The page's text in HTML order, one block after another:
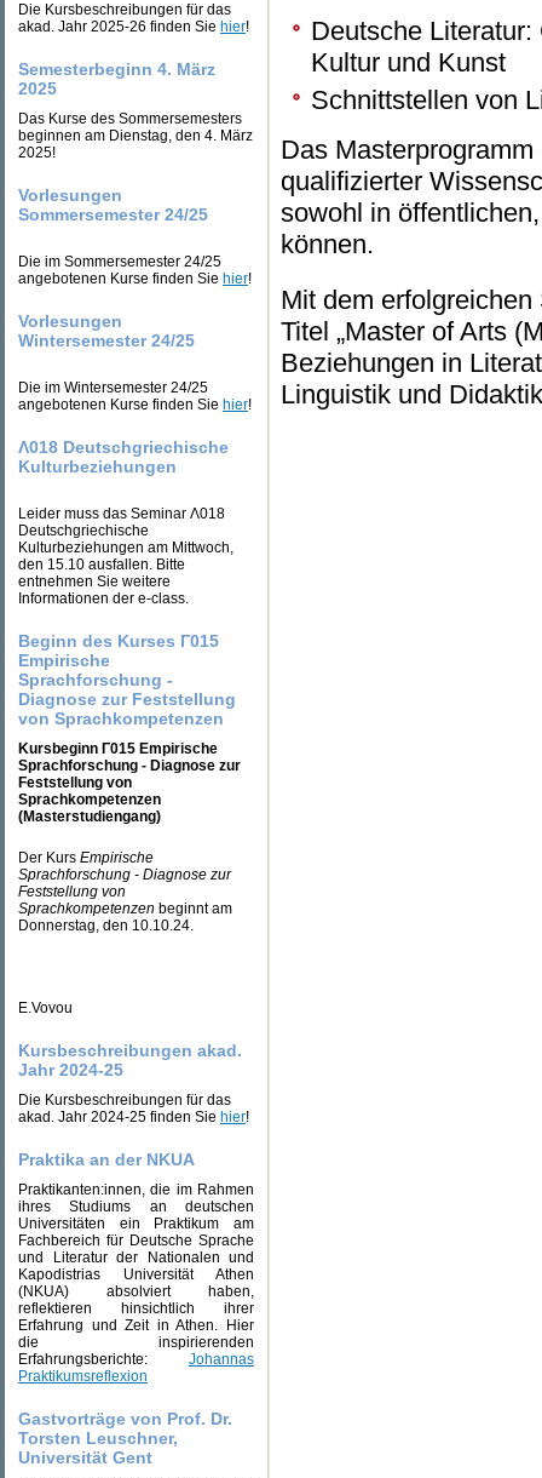
Die Kursbeschreibungen für das
akad. Jahr 2025-26 finden Sie hier!
Semesterbeginn 4. März
2025
Das Kurse des Sommersemesters
beginnen am Dienstag, den 4. März
2025!
Vorlesungen
Sommersemester 24/25
Die im Sommersemester 24/25
angebotenen Kurse finden Sie hier!
Vorlesungen
Wintersemester 24/25
Die im Wintersemester 24/25
angebotenen Kurse finden Sie hier!
Λ018 Deutschgriechische
Kulturbeziehungen
Leider muss das Seminar Λ018
Deutschgriechische
Kulturbeziehungen am Mittwoch,
den 15.10 ausfallen. Bitte
entnehmen Sie weitere
Informationen der e-class.
Beginn des Kurses Γ015
Empirische
Sprachforschung -
Diagnose zur Feststellung
von Sprachkompetenzen
Kursbeginn Γ015 Empirische
Sprachforschung - Diagnose zur
Feststellung von
Sprachkompetenzen
(Masterstudiengang)
Der Kurs Empirische
Sprachforschung - Diagnose zur
Feststellung von
Sprachkompetenzen beginnt am
Donnerstag, den 10.10.24.
E.Vovou
Kursbeschreibungen akad.
Jahr 2024-25
Die Kursbeschreibungen für das
akad. Jahr 2024-25 finden Sie hier!
Praktika an der NKUA
Praktikanten:innen, die im Rahmen
ihres Studiums an deutschen
Universitäten ein Praktikum am
Fachbereich für Deutsche Sprache
und Literatur der Nationalen und
Kapodistrias Universität Athen
(NKUA) absolviert haben,
reflektieren hinsichtlich ihrer
Erfahrung und Zeit in Athen. Hier
die inspirierenden
Erfahrungsberichte: Johannas
Praktikumsreflexion
Gastvorträge von Prof. Dr.
Torsten Leuschner,
Universität Gent
Deutsche
Kultur und Kunst
Schnittstellen von
Das
qualifizierter
sowohl in
können.
Mit dem
Titel „Master of Arts
Beziehungen in
Linguistik und